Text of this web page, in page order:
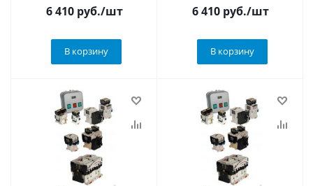
6 410руб./шт
В корзину
6 410руб./шт
В корзину